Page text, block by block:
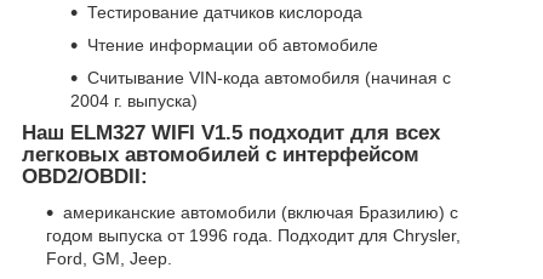
Тестирование датчиков кислорода
Чтение информации об автомобиле
Считывание VIN-кода автомобиля (начиная с
2004 г. выпуска)
Наш ELM327 WIFI V1.5 подходит для всех
легковых автомобилей с интерфейсом
OBD2/OBDII:
американские автомобили (включая Бразилию) с
годом выпуска от 1996 года. Подходит для Chrysler,
Ford, GM, Jeep.